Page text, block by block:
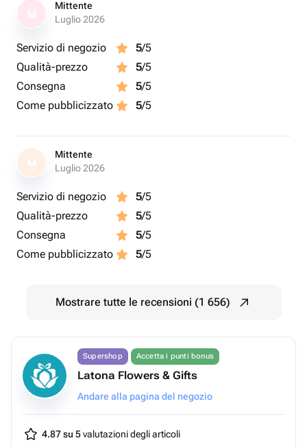
Mittente
Luglio 2026
Servizio di negozio 5/5
Qualità-prezzo
5/5
Consegna
5/5
Come pubblicizzato
5/5
M
Mittente
Luglio 2026
Servizio di negozio 5/5
Qualità-prezzo
5/5
Consegna
5/5
Come pubblicizzato
5/5
Mostrare tutte le recensioni (1 656)
Supershop Accetta i punti bonus
Latona Flowers & Gifts
Andare alla pagina del negozio
4.87 su 5valutazioni degli articoli